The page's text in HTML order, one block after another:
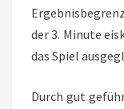
der 3. Minute
das Spiel
Durch gut